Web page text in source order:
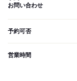
お問い合わせ
予約可否
営業時間